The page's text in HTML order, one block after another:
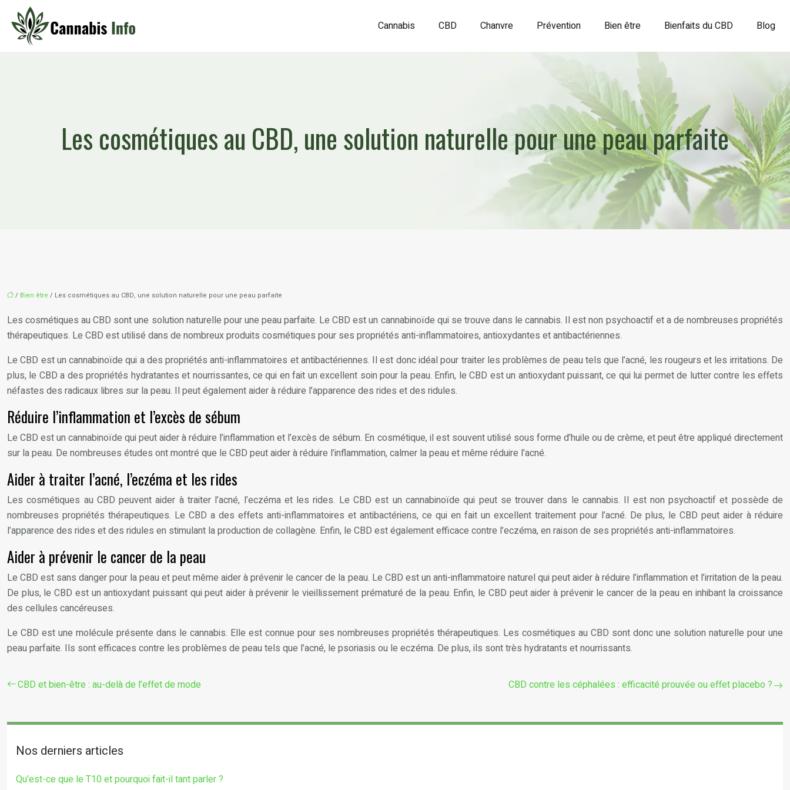
Cannabis CBD Chanvre Prévention Bien être Bienfaits du CBD Blog
Les cosmétiques au CBD, une solution naturelle pour une peau parfaite
/ Bien être / Les cosmétiques au CBD, une solution naturelle pour une peau parfaite
Les cosmétiques au CBD sont une solution naturelle pour une peau parfaite. Le CBD est un cannabinoïde qui se trouve dans le cannabis. Il est non psychoactif et a de nombreuses propriétés
thérapeutiques. Le CBD est utilisé dans de nombreux produits cosmétiques pour ses propriétés anti-inflammatoires, antioxydantes et antibactériennes.
Le CBD est un cannabinoïde qui a des propriétés anti-inflammatoires et antibactériennes. Il est donc idéal pour traiter les problèmes de peau tels que l’acné, les rougeurs et les irritations. De
plus, le CBD a des propriétés hydratantes et nourrissantes, ce qui en fait un excellent soin pour la peau. Enfin, le CBD est un antioxydant puissant, ce qui lui permet de lutter contre les effets
néfastes des radicaux libres sur la peau. Il peut également aider à réduire l’apparence des rides et des ridules.
Réduire l’inflammation et l’excès de sébum
Le CBD est un cannabinoïde qui peut aider à réduire l’inflammation et l’excès de sébum. En cosmétique, il est souvent utilisé sous forme d’huile ou de crème, et peut être appliqué directement
sur la peau. De nombreuses études ont montré que le CBD peut aider à réduire l’inflammation, calmer la peau et même réduire l’acné.
Aider à traiter l’acné, l’eczéma et les rides
Les cosmétiques au CBD peuvent aider à traiter l’acné, l’eczéma et les rides. Le CBD est un cannabinoïde qui peut se trouver dans le cannabis. Il est non psychoactif et possède de
nombreuses propriétés thérapeutiques. Le CBD a des effets anti-inflammatoires et antibactériens, ce qui en fait un excellent traitement pour l’acné. De plus, le CBD peut aider à réduire
l’apparence des rides et des ridules en stimulant la production de collagène. Enfin, le CBD est également efficace contre l’eczéma, en raison de ses propriétés anti-inflammatoires.
Aider à prévenir le cancer de la peau
Le CBD est sans danger pour la peau et peut même aider à prévenir le cancer de la peau. Le CBD est un anti-inflammatoire naturel qui peut aider à réduire l’inflammation et l’irritation de la peau.
De plus, le CBD est un antioxydant puissant qui peut aider à prévenir le vieillissement prématuré de la peau. Enfin, le CBD peut aider à prévenir le cancer de la peau en inhibant la croissance
des cellules cancéreuses.
Le CBD est une molécule présente dans le cannabis. Elle est connue pour ses nombreuses propriétés thérapeutiques. Les cosmétiques au CBD sont donc une solution naturelle pour une
peau parfaite. Ils sont efficaces contre les problèmes de peau tels que l’acné, le psoriasis ou le eczéma. De plus, ils sont très hydratants et nourrissants.
CBD et bien-être : au-delà de l’effet de mode CBD contre les céphalées : efficacité prouvée ou effet placebo ?
Nos derniers articles
Qu’est-ce que le T10 et pourquoi fait-il tant parler ?